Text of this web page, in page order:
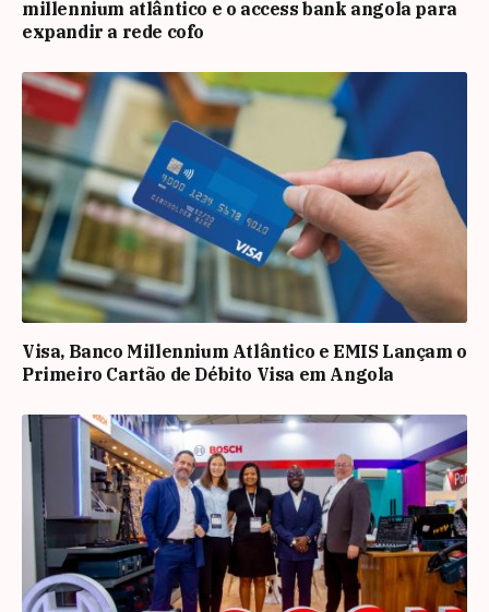
millennium atlântico e o access bank angola para
expandir a rede cofo
Visa, Banco Millennium Atlântico e EMIS Lançam o
Primeiro Cartão de Débito Visa em Angola